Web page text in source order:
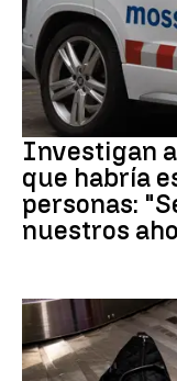
Estafa
Investigan
que habría
personas:
nuestros